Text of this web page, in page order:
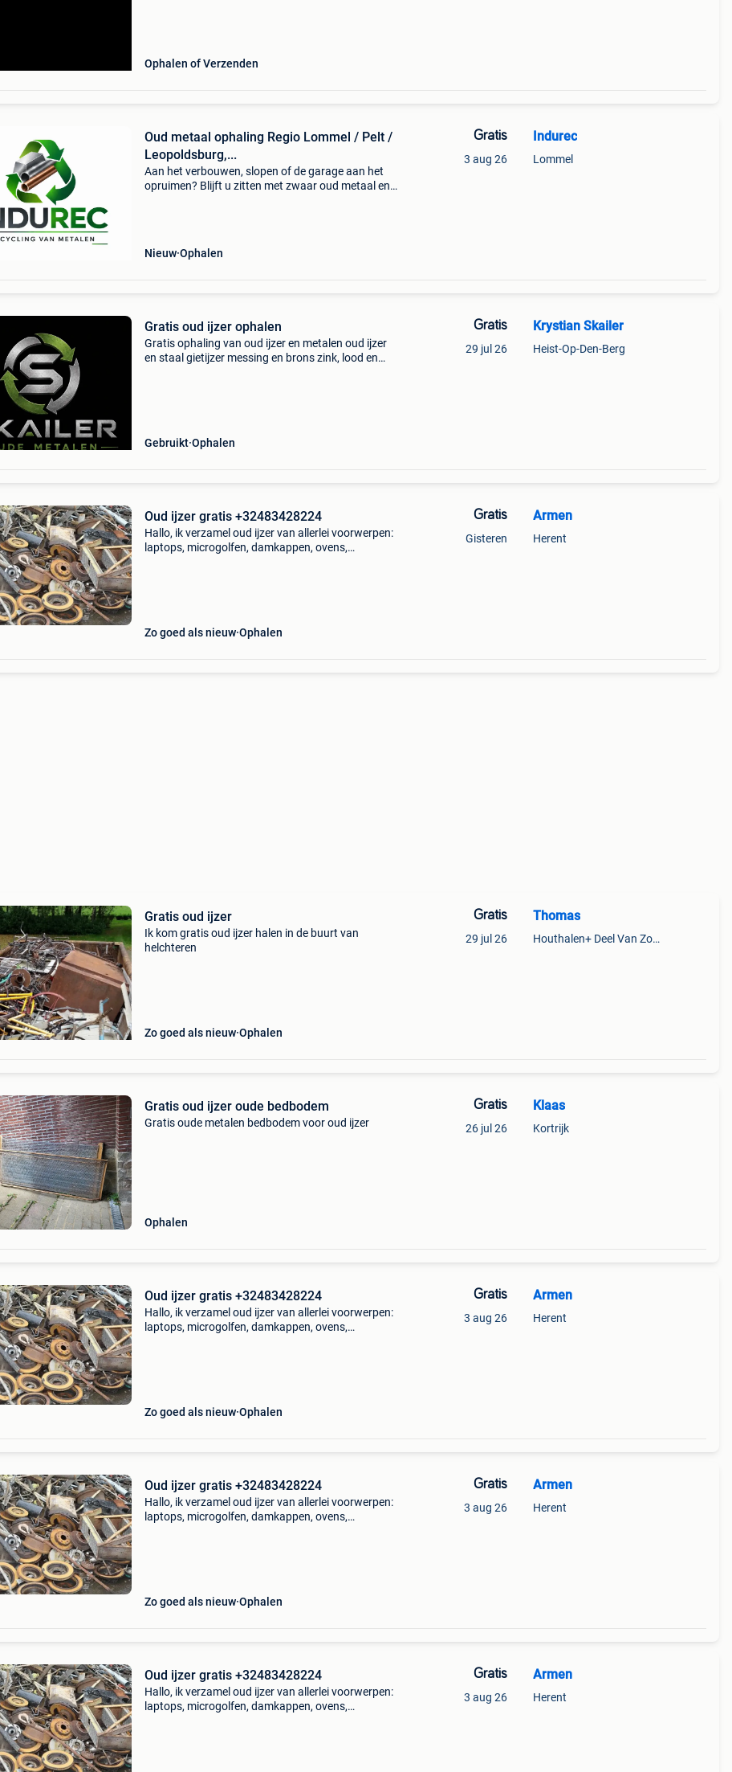
Ophalen of Verzenden
Oud metaal ophaling Regio Lommel / Pelt /
Leopoldsburg,...
Aan het verbouwen, slopen of de garage aan het
opruimen? Blijft u zitten met zwaar oud metaal en
Nieuw Ophalen
Gratis
3 aug 26
Indurec
Lommel
Gratis oud ijzer ophalen
Gratis ophaling van oud ijzer en metalen oud ijzer
en staal gietijzer messing en brons zink, lood en
Gebruikt Ophalen
Gratis
29 jul 26
Krystian Skailer
Heist-Op-Den-Berg
Oud ijzer gratis +32483428224
Hallo, ik verzamel oud ijzer van allerlei voorwerpen:
laptops, microgolfen, damkappen, ovens,
Zo goed als nieuw Ophalen
Gratis
Gisteren
Armen
Herent
Gratis oud ijzer
Ik kom gratis oud ijzer halen in de buurt van
helchteren
Zo goed als nieuw Ophalen
Gratis
29 jul 26
Thomas
Houthalen+ Deel Van Zonhoven En Zolder
Gratis oud ijzer oude bedbodem
Gratis oude metalen bedbodem voor oud ijzer
Ophalen
Gratis
26 jul 26
Klaas
Kortrijk
Oud ijzer gratis +32483428224
Hallo, ik verzamel oud ijzer van allerlei voorwerpen:
laptops, microgolfen, damkappen, ovens,
Zo goed als nieuw Ophalen
Gratis
3 aug 26
Armen
Herent
Oud ijzer gratis +32483428224
Hallo, ik verzamel oud ijzer van allerlei voorwerpen:
laptops, microgolfen, damkappen, ovens,
Zo goed als nieuw Ophalen
Gratis
3 aug 26
Armen
Herent
Oud ijzer gratis +32483428224
Hallo, ik verzamel oud ijzer van allerlei voorwerpen:
laptops, microgolfen, damkappen, ovens,
Gratis
3 aug 26
Armen
Herent